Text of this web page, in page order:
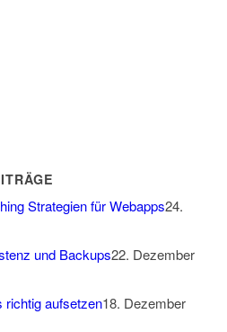
Strategien für Webapps24.
und Backups22. Dezember
richtig aufsetzen18. Dezember